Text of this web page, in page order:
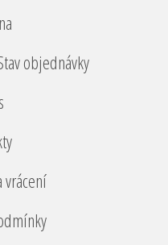
objednávky
vrácení